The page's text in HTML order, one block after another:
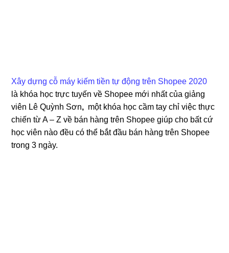
Xây dựng cỗ máy kiếm tiền tự động trên Shopee 2020
là khóa học trực tuyến về Shopee mới nhất của giảng
viên Lê Quỳnh Sơn, một khóa học cầm tay chỉ việc thực
chiến từ A – Z về bán hàng trên Shopee giúp cho bất cứ
học viên nào đều có thể bắt đầu bán hàng trên Shopee
trong 3 ngày.